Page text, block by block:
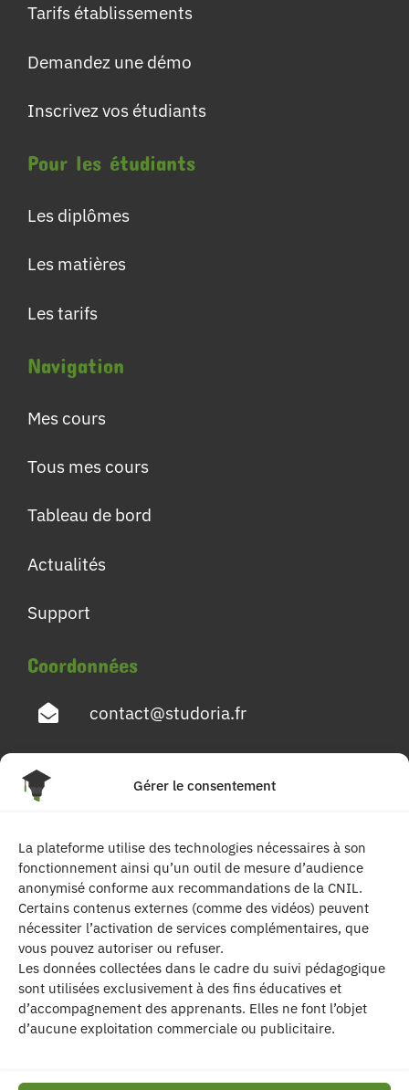
Gérer le consentement
La plateforme utilise des technologies nécessaires à son
fonctionnement ainsi qu’un outil de mesure d’audience
anonymisé conforme aux recommandations de la CNIL.
Certains contenus externes (comme des vidéos) peuvent
nécessiter l’activation de services complémentaires, que
vous pouvez autoriser ou refuser.
Les données collectées dans le cadre du suivi pédagogique
sont utilisées exclusivement à des fins éducatives et
d’accompagnement des apprenants. Elles ne font l’objet
d’aucune exploitation commerciale ou publicitaire.
Tarifs établissements
Demandez une démo
Inscrivez vos étudiants
Pour les étudiants
Les diplômes
Les matières
Les tarifs
Navigation
Mes cours
Tous mes cours
Tableau de bord
Actualités
Support
Coordonnées
contact@studoria.fr
4 Rue Georges Pompidou
Suivez-nous
| Les contenus publiés sur ce site sont